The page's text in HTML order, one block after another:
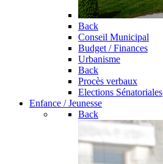
Back
Conseil Municipal
Budget / Finances
Urbanisme
Back
Procès verbaux
Elections Sénatoriales
Enfance / Jeunesse
Back